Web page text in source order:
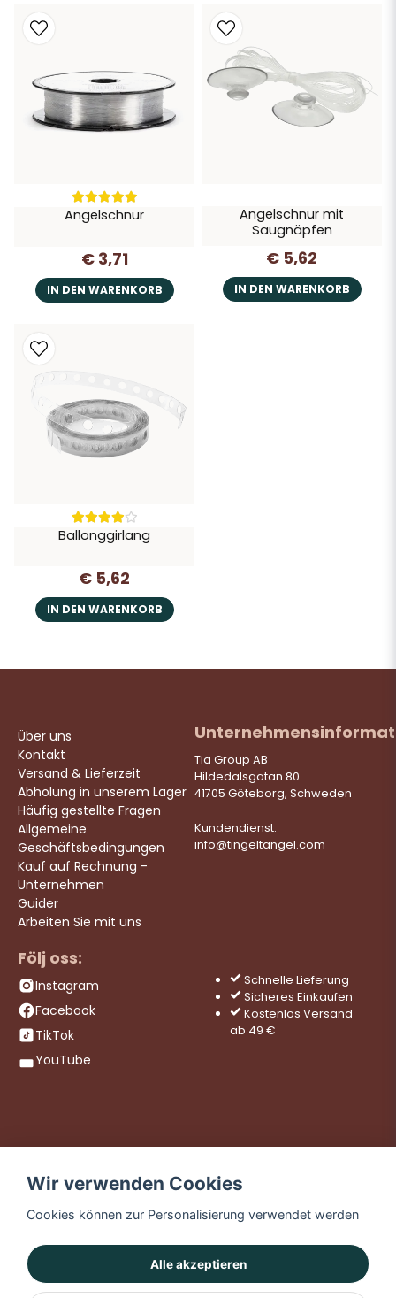
Angelschnur
€ 3,71
IN DEN WARENKORB
Angelschnur mit
Saugnäpfen
€ 5,62
IN DEN WARENKORB
Ballonggirlang
€ 5,62
IN DEN WARENKORB
Über uns
Kontakt
Versand & Lieferzeit
Abholung in unserem Lager
Häufig gestellte Fragen
Allgemeine
Geschäftsbedingungen
Kauf auf Rechnung -
Unternehmen
Guider
Arbeiten Sie mit uns
Tia Group AB
Hildedalsgatan 80
41705 Göteborg, Schweden
Kundendienst:
info@tingeltangel.com
Följ oss:
Instagram
Facebook
TikTok
YouTube
Schnelle Lieferung
Sicheres Einkaufen
Kostenlos Versand
ab 49 €
Wir verwenden Cookies
Cookies können zur Personalisierung verwendet werden
Alle akzeptieren